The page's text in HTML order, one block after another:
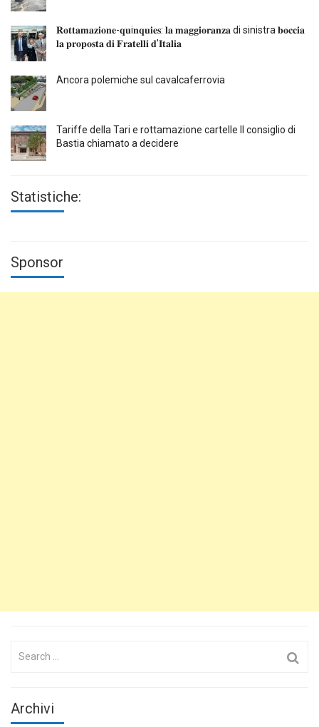
𝐑𝐨𝐭𝐭𝐚𝐦𝐚𝐳𝐢𝐨𝐧𝐞-𝐪𝐮i𝐧𝐪𝐮𝐢𝐞𝐬: 𝐥𝐚 𝐦𝐚𝐠𝐠𝐢𝐨𝐫𝐚𝐧𝐳𝐚 di sinistra 𝐛𝐨𝐜𝐜𝐢𝐚
𝐥𝐚 𝐩𝐫𝐨𝐩𝐨𝐬𝐭𝐚 𝐝𝐢 𝐅𝐫𝐚𝐭𝐞𝐥𝐥𝐢 𝐝’𝐈𝐭𝐚𝐥𝐢𝐚
Ancora polemiche sul cavalcaferrovia
Tariffe della Tari e rottamazione cartelle Il consiglio di
Bastia chiamato a decidere
Statistiche:
Sponsor
Search
Archivi